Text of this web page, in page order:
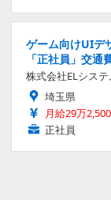
ゲーム向けUIデ
「正社員」交
株式会社ELシステ
埼玉県
月給29万
正社員